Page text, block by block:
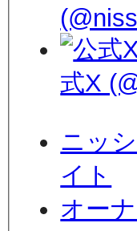
式X
ニッ
イト
オー